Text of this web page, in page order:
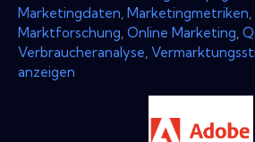
Marketingdaten Marketingmetriken
Marktforschung Online Marketing
Verbraucheranalyse
anzeigen